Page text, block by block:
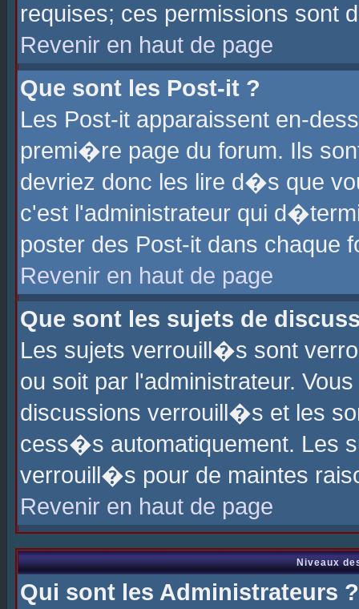
requises; ces permissions sont
Revenir en haut de page
Que sont les Post-it ?
Les Post-it apparaissent en-
premi�re page du forum. Ils
devriez donc les lire d�s que
c'est l'administrateur qui
poster des Post-it dans chaque
Revenir en haut de page
Que sont les sujets de
Les sujets verrouill�s sont
ou soit par l'administrateur.
discussions verrouill�s et les
cess�s automatiquement. Les
verrouill�s pour de maintes
Revenir en haut de page
Niveaux
Qui sont les Administrateurs ?